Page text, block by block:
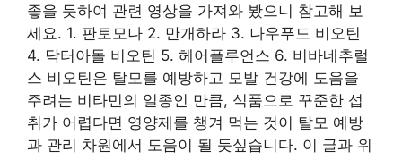
좋을 듯하여 관련 영상을 가져와 봤으니 참고해 보
세요. 1. 판토모나 2. 만개하라 3. 나우푸드 비오틴
4. 닥터아돌 비오틴 5. 헤어플루언스 6. 비바네추럴
스 비오틴은 탈모를 예방하고 모발 건강에 도움을
주려는 비타민의 일종인 만큼, 식품으로 꾸준한 섭
취가 어렵다면 영양제를 챙겨 먹는 것이 탈모 예방
과 관리 차원에서 도움이 될 듯싶습니다. 이 글과 위